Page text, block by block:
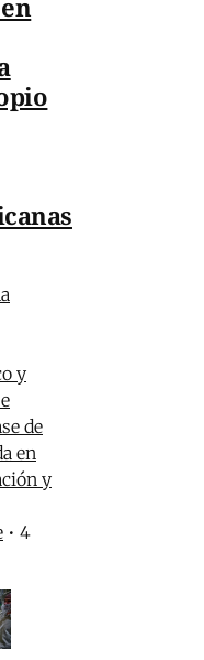
y
de
en
y
• 4